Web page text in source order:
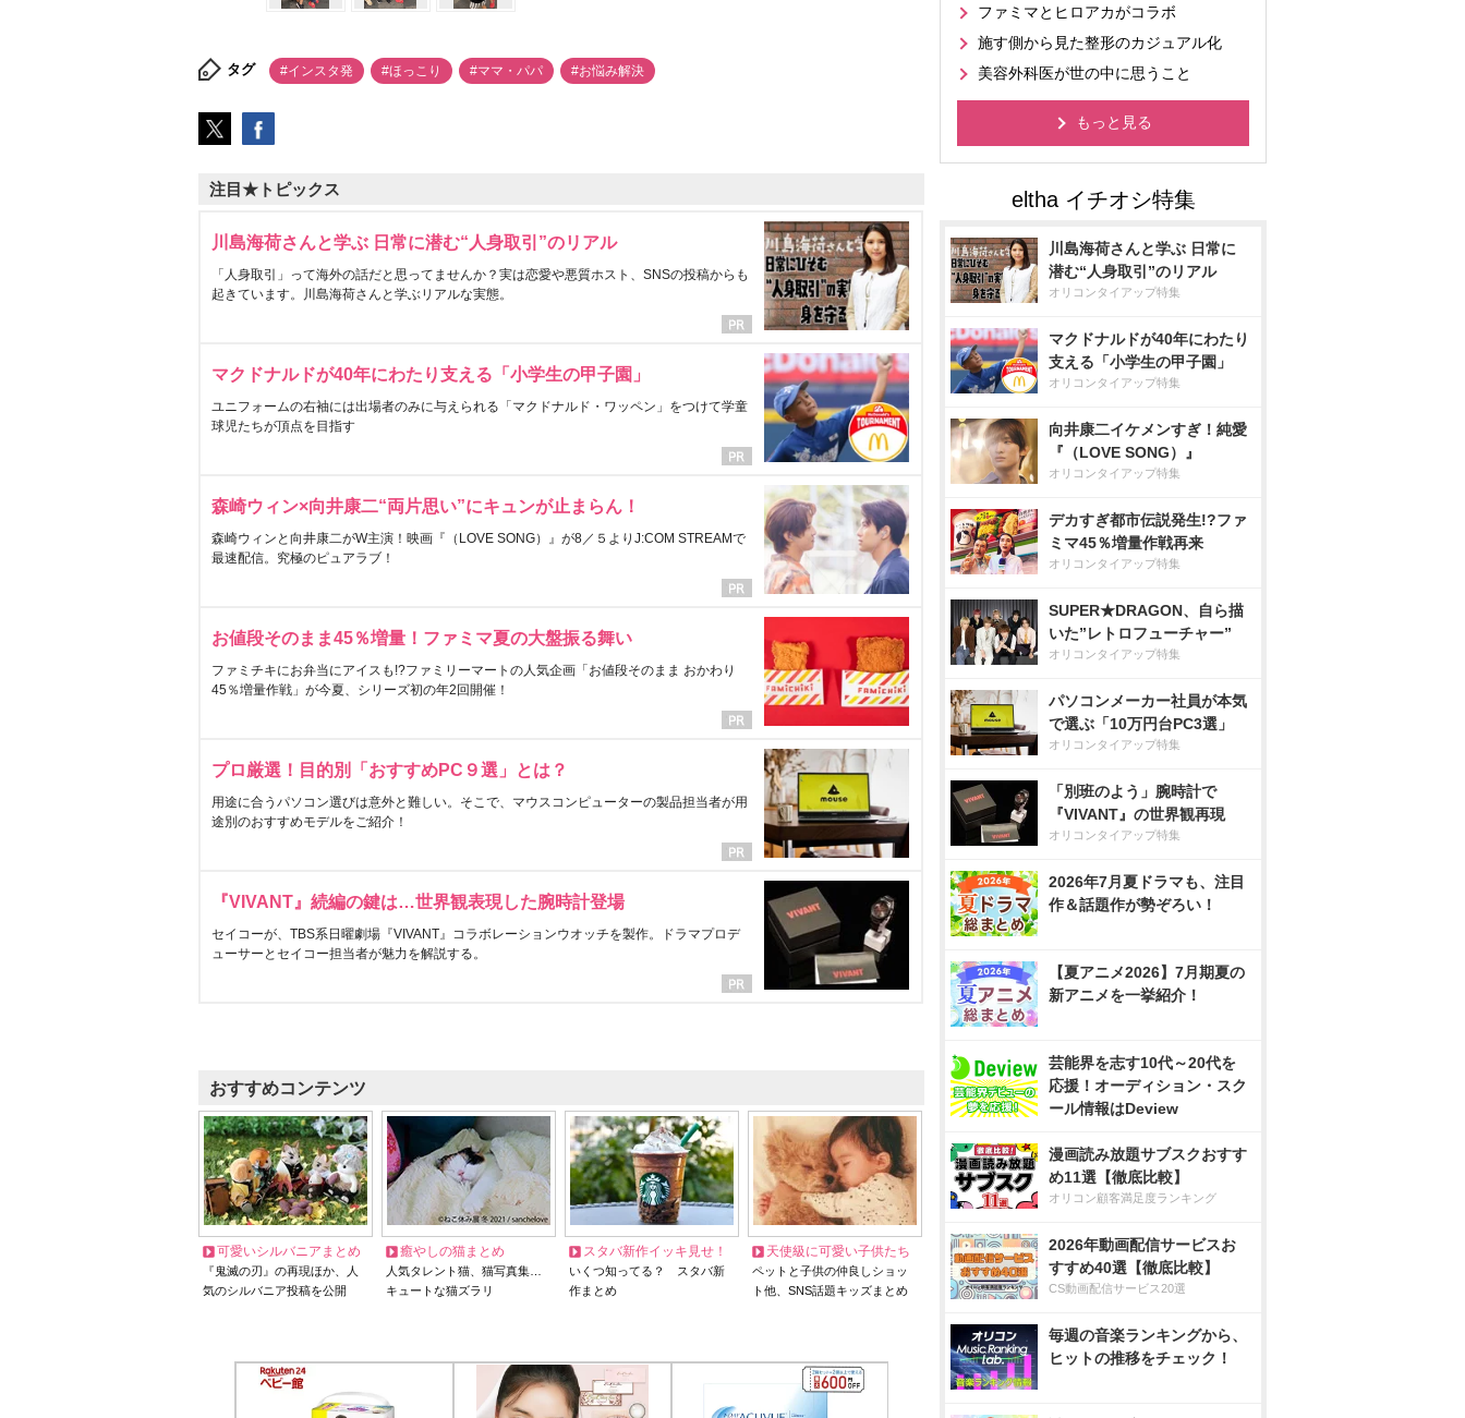
タグ #インスタ発 #ほっこり #ママ・パパ #お悩み解決
注目★トピックス
川島海荷さんと学ぶ 日常に潜む“人身取引”のリアル
「人身取引」って海外の話だと思ってませんか？実は恋愛や悪質ホスト、SNSの投稿からも
起きています。川島海荷さんと学ぶリアルな実態。
マクドナルドが40年にわたり支える「小学生の甲子園」
ユニフォームの右袖には出場者のみに与えられる「マクドナルド・ワッペン」をつけて学童
球児たちが頂点を目指す
森崎ウィン×向井康二“両片思い”にキュンが止まらん！
森崎ウィンと向井康二がW主演！映画『（LOVE SONG）』が8／５よりJ:COM STREAMで
最速配信。究極のピュアラブ！
お値段そのまま45％増量！ファミマ夏の大盤振る舞い
ファミチキにお弁当にアイスも!?ファミリーマートの人気企画「お値段そのまま おかわり
45％増量作戦」が今夏、シリーズ初の年2回開催！
プロ厳選！目的別「おすすめPC９選」とは？
用途に合うパソコン選びは意外と難しい。そこで、マウスコンピューターの製品担当者が用
途別のおすすめモデルをご紹介！
『VIVANT』続編の鍵は…世界観表現した腕時計登場
セイコーが、TBS系日曜劇場『VIVANT』コラボレーションウオッチを製作。ドラマプロデ
ューサーとセイコー担当者が魅力を解説する。
おすすめコンテンツ
可愛いシルバニアまとめ
『鬼滅の刃』の再現ほか、人
気のシルバニア投稿を公開
癒やしの猫まとめ
人気タレント猫、猫写真集…
キュートな猫ズラリ
スタバ新作イッキ見せ！
いくつ知ってる？ スタバ新
作まとめ
天使級に可愛い子供たち
ペットと子供の仲良しショッ
ト他、SNS話題キッズまとめ
ファミマとヒロアカがコラボ
施す側から見た整形のカジュアル化
美容外科医が世の中に思うこと
もっと見る
川島海荷さんと学ぶ 日常に
潜む“人身取引”のリアル
オリコンタイアップ特集
マクドナルドが40年にわたり
支える「小学生の甲子園」
オリコンタイアップ特集
向井康二イケメンすぎ！純愛
『（LOVE SONG）』
オリコンタイアップ特集
デカすぎ都市伝説発生!?ファ
ミマ45％増量作戦再来
オリコンタイアップ特集
SUPER★DRAGON、自ら描
いた”レトロフューチャー”
オリコンタイアップ特集
パソコンメーカー社員が本気
で選ぶ「10万円台PC3選」
オリコンタイアップ特集
「別班のよう」腕時計で
『VIVANT』の世界観再現
オリコンタイアップ特集
2026年7月夏ドラマも、注目
作＆話題作が勢ぞろい！
【夏アニメ2026】7月期夏の
新アニメを一挙紹介！
芸能界を志す10代～20代を
応援！オーディション・スク
ール情報はDeview
漫画読み放題サブスクおすす
め11選【徹底比較】
オリコン顧客満足度ランキング
2026年動画配信サービスお
すすめ40選【徹底比較】
CS動画配信サービス20選
毎週の音楽ランキングから、
ヒットの推移をチェック！